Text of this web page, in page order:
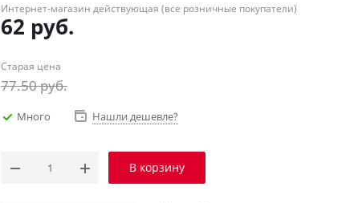
Интернет-магазин действующая (все розничные покупатели)
62 руб.
Старая цена
77.50руб.
Много Нашли дешевле?
В корзину